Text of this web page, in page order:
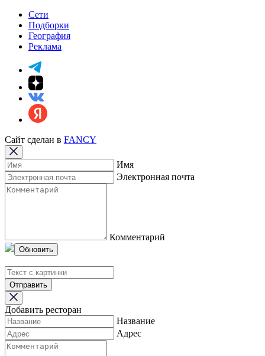
Сети
Подборки
География
Реклама
Сайт сделан в FANCY
Имя
Электронная почта
Комментарий
Обновить
Отправить
Добавить ресторан
Название
Адрес